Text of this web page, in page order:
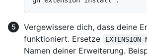
Vergewissere dich, dass deine
funktioniert. Ersetze
EXTENSION-
Namen deiner Erweiterung.